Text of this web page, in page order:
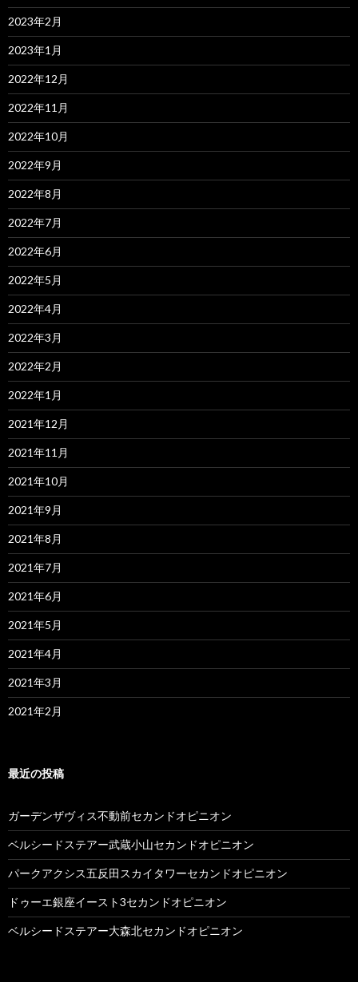
2023年2月
2023年1月
2022年12月
2022年11月
2022年10月
2022年9月
2022年8月
2022年7月
2022年6月
2022年5月
2022年4月
2022年3月
2022年2月
2022年1月
2021年12月
2021年11月
2021年10月
2021年9月
2021年8月
2021年7月
2021年6月
2021年5月
2021年4月
2021年3月
2021年2月
最近の投稿
ガーデンザヴィス不動前セカンドオピニオン
ベルシードステアー武蔵小山セカンドオピニオン
パークアクシス五反田スカイタワーセカンドオピニオン
ドゥーエ銀座イースト3セカンドオピニオン
ベルシードステアー大森北セカンドオピニオン